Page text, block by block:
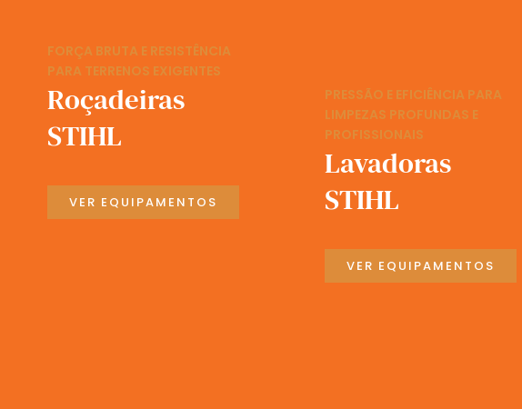
FORÇA BRUTA E RESISTÊNCIA
PARA TERRENOS EXIGENTES
Roçadeiras
STIHL
VER EQUIPAMENTOS
PRESSÃO E EFICIÊNCIA PARA
LIMPEZAS PROFUNDAS E
PROFISSIONAIS
Lavadoras
STIHL
VER EQUIPAMENTOS